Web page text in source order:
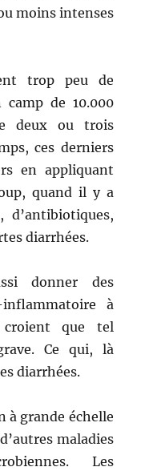
moins intenses
trop peu de
de 10.000
deux ou trois
ces derniers
en appliquant
quand il y a
d’antibiotiques,
diarrhées.
donner des
à
croient que tel
Ce qui, là
diarrhées.
à grande échelle
maladies
Les